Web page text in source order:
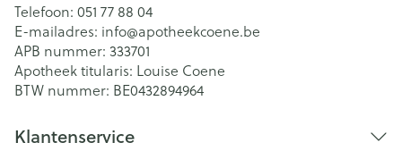
Telefoon: 051 77 88 04
E-mailadres: info@apotheekcoene.be
APB nummer: 333701
Apotheek titularis: Louise Coene
BTW nummer: BE0432894964
Klantenservice